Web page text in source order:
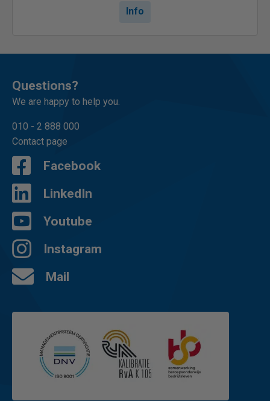
Info
Questions?
We are happy to help you.
010 - 2 888 000
Contact page
Facebook
LinkedIn
Youtube
Instagram
Mail